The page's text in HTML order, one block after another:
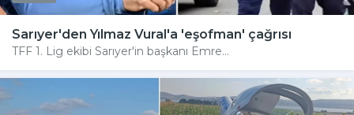
Sarıyer'den Yılmaz Vural'a 'eşofman' çağrısı
TFF 1. Lig ekibi Sarıyer'in başkanı Emre...